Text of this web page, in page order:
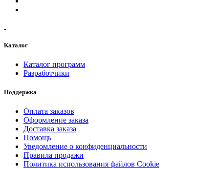
Каталог
Каталог программ
Разработчики
Поддержка
Оплата заказов
Оформление заказа
Доставка заказа
Помощь
Уведомление о конфиденциальности
Правила продажи
Политика использования файлов Cookie